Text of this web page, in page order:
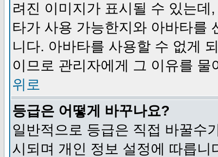
려진 이미지가 표시될 수 있는
타가 사용 가능한지와 아바타를
니다. 아바타를 사용할 수 없게
이므로 관리자에게 그 이유를 물
위로
등급은 어떻게 바꾸나요?
일반적으로 등급은 직접 바꿀수
시되며 개인 정보 설정에 따릅